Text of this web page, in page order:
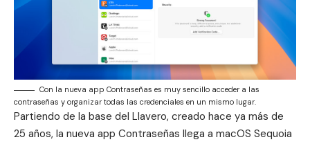
Con la nueva app Contraseñas es muy sencillo acceder a las
contraseñas y organizar todas las credenciales en un mismo lugar.
Partiendo de la base del Llavero, creado hace ya más de
25 años, la nueva app Contraseñas llega a macOS Sequoia